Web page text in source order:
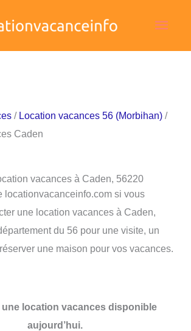
/ Location vacances 56 (Morbihan) /
Caden
vacances à Caden, 56220
locationvacanceinfo.com si vous
une location vacances à Caden,
du 56 pour une visite, un
une maison pour vos vacances.
location vacances disponible
aujourd’hui.